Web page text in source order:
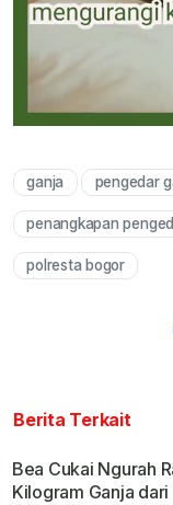
ganja pengedar
penangkapan
polresta bogor
Berita Terkait
Bea Cukai Ngurah
Kilogram Ganja